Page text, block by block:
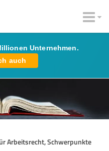
Unternehmen.
auch
Arbeitsrecht, Schwerpunkte